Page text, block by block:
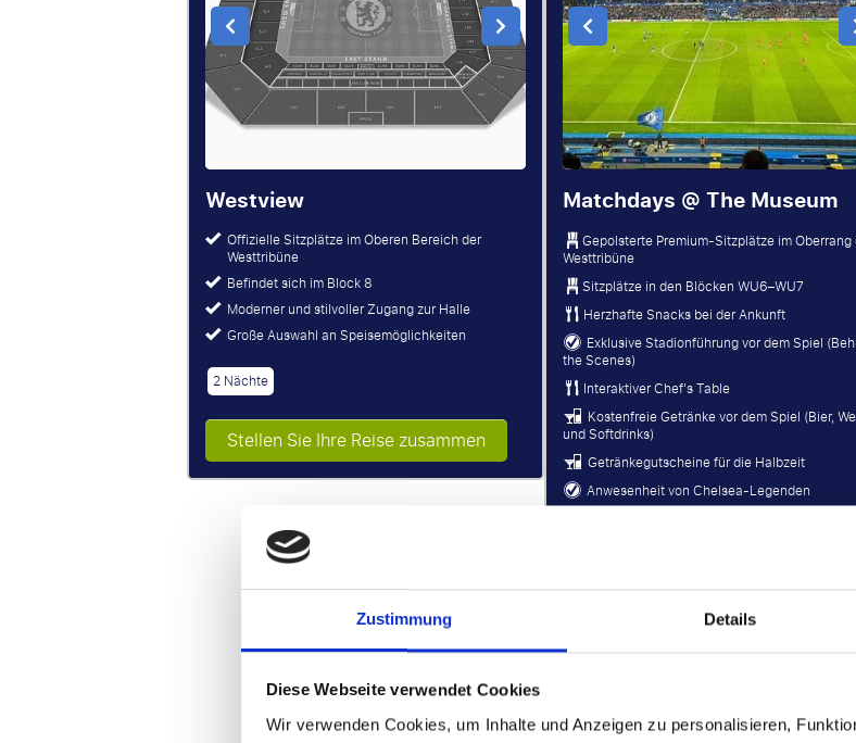
Zustimmung Details
Diese Webseite verwendet Cookies
Wir verwenden Cookies, um Inhalte und Anzeigen zu personalisieren,
Westview
Offizielle Sitzplätze im Oberen Bereich der
Westtribüne
Befindet sich im Block 8
Moderner und stilvoller Zugang zur Halle
Große Auswahl an Speisemöglichkeiten
2 Nächte
Stellen Sie Ihre Reise zusammen
Matchdays @ The Museum
Gepolsterte Premium-Sitzplätze im Oberrang
Westtribüne
Sitzplätze in den Blöcken WU6–WU7
Herzhafte Snacks bei der Ankunft
Exklusive Stadionführung vor dem Spiel
the Scenes)
Interaktiver Chef's Table
Kostenfreie Getränke vor dem Spiel (Bier,
und Softdrinks)
Getränkegutscheine für die Halbzeit
Anwesenheit von Chelsea-Legenden